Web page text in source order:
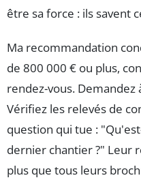
être sa force : ils savent
Ma recommandation
de 800 000 € ou plus,
rendez-vous.
Vérifiez les relevés de
question qui tue :
dernier chantier ?" Leur
plus que tous leurs